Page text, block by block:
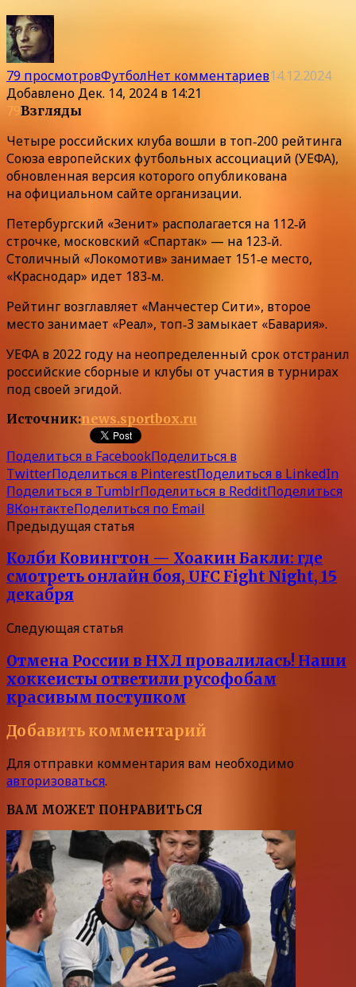
79 просмотровФутболНет комментариев14.12.2024
ДобавленоДек. 14, 2024 в 14:21
79Взгляды
Четыре российских клуба вошли в топ‑200 рейтинга
Союза европейских футбольных ассоциаций (УЕФА),
обновленная версия которого опубликована
на официальном сайте организации.
Петербургский «Зенит» располагается на 112‑й
строчке, московский «Спартак» — на 123‑й.
Столичный «Локомотив» занимает 151‑е место,
«Краснодар» идет 183‑м.
Рейтинг возглавляет «Манчестер Сити», второе
место занимает «Реал», топ‑3 замыкает «Бавария».
УЕФА в 2022 году на неопределенный срок отстранил
российские сборные и клубы от участия в турнирах
под своей эгидой.
Источник:news.sportbox.ru
Поделиться в FacebookПоделиться в
TwitterПоделиться в PinterestПоделиться в LinkedIn
Поделиться в TumblrПоделиться в RedditПоделиться
ВКонтактеПоделиться по Email
Предыдущая статья
Колби Ковингтон — Хоакин Бакли: где
смотреть онлайн боя, UFC Fight Night, 15
декабря
Следующая статья
Отмена России в НХЛ провалилась! Наши
хоккеисты ответили русофобам
красивым поступком
Добавить комментарий
Для отправки комментария вам необходимо
авторизоваться.
ВАМ МОЖЕТ ПОНРАВИТЬСЯ